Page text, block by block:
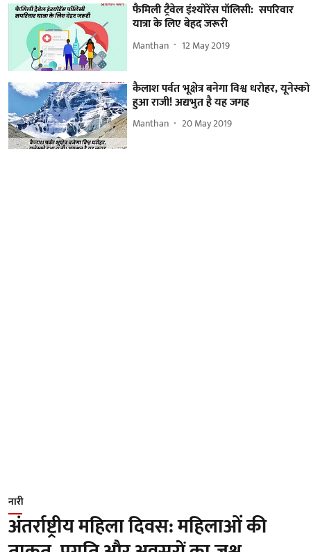
फैमिली ट्रैवेल इंश्योरेंस पॉलिसी: सपरिवार
यात्रा के लिए बेहद जरूरी
Manthan 12 May 2019
कैलाश पर्वत भूक्षेत्र बनेगा विश्व धरोहर, यूनेस्को
हुआ राजी! अद्यभुत है यह जगह
Manthan 20 May 2019
नारी
अंतर्राष्ट्रीय महिला दिवस: महिलाओं की